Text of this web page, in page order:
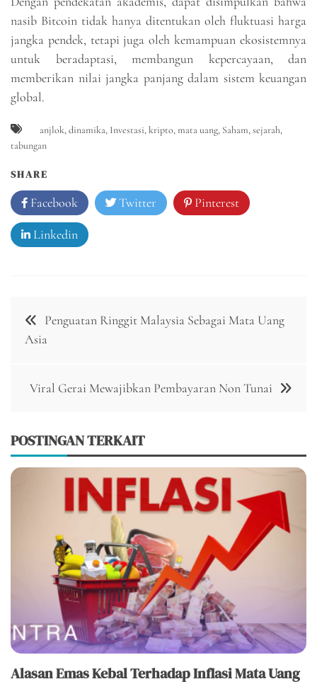
nasib Bitcoin tidak hanya ditentukan oleh fluktuasi harga
jangka pendek, tetapi juga oleh kemampuan ekosistemnya
untuk beradaptasi, membangun kepercayaan, dan
memberikan nilai jangka panjang dalam sistem keuangan
global.
anjlok,dinamika, Investasi,kripto,mata uang, Saham,sejarah,
tabungan
SHARE
Facebook Twitter Pinterest
Linkedin
Navigasi
pos
Penguatan Ringgit Malaysia Sebagai Mata Uang
Asia
Viral Gerai Mewajibkan Pembayaran Non Tunai
POSTINGAN TERKAIT
Alasan Emas Kebal Terhadap Inflasi Mata Uang